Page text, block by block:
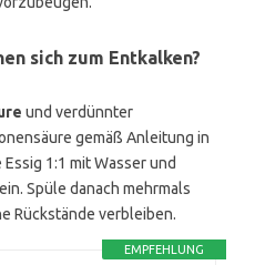
sich zum Entkalken?
und verdünnter
gemäß Anleitung in
1:1 mit Wasser und
Spüle danach mehrmals
Rückstände verbleiben.
EMPFEHLUNG